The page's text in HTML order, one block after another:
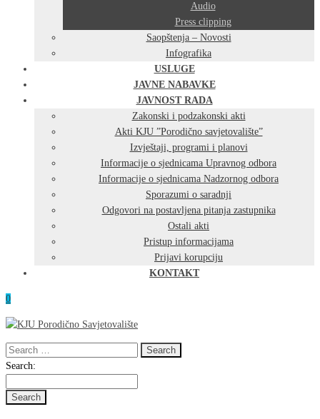
Audio
Press clipping
Saopštenja – Novosti
Infografika
USLUGE
JAVNE NABAVKE
JAVNOST RADA
Zakonski i podzakonski akti
Akti KJU ”Porodično savjetovalište”
Izvještaji, programi i planovi
Informacije o sjednicama Upravnog odbora
Informacije o sjednicama Nadzornog odbora
Sporazumi o saradnji
Odgovori na postavljena pitanja zastupnika
Ostali akti
Pristup informacijama
Prijavi korupciju
KONTAKT
0
Search
for:
Search
Search: